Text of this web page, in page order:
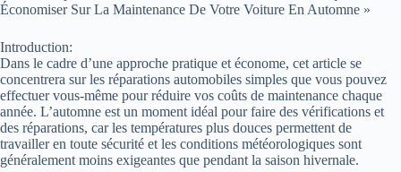
Économiser Sur La Maintenance De Votre Voiture En Automne »
Introduction:
Dans le cadre d’une approche pratique et économe, cet article se
concentrera sur les réparations automobiles simples que vous pouvez
effectuer vous-même pour réduire vos coûts de maintenance chaque
année. L’automne est un moment idéal pour faire des vérifications et
des réparations, car les températures plus douces permettent de
travailler en toute sécurité et les conditions météorologiques sont
généralement moins exigeantes que pendant la saison hivernale.